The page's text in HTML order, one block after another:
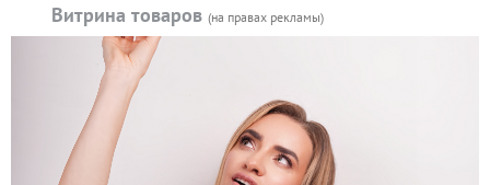
Витрина товаров (на правах рекламы)